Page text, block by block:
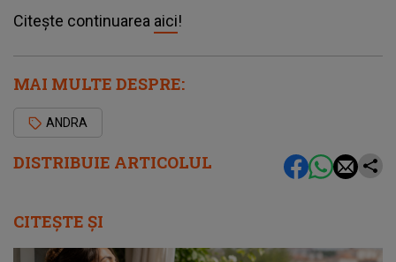
DISTRIBUIE ARTICOLUL
Citește continuarea aici!
MAI MULTE DESPRE:
ANDRA
CITEȘTE ȘI